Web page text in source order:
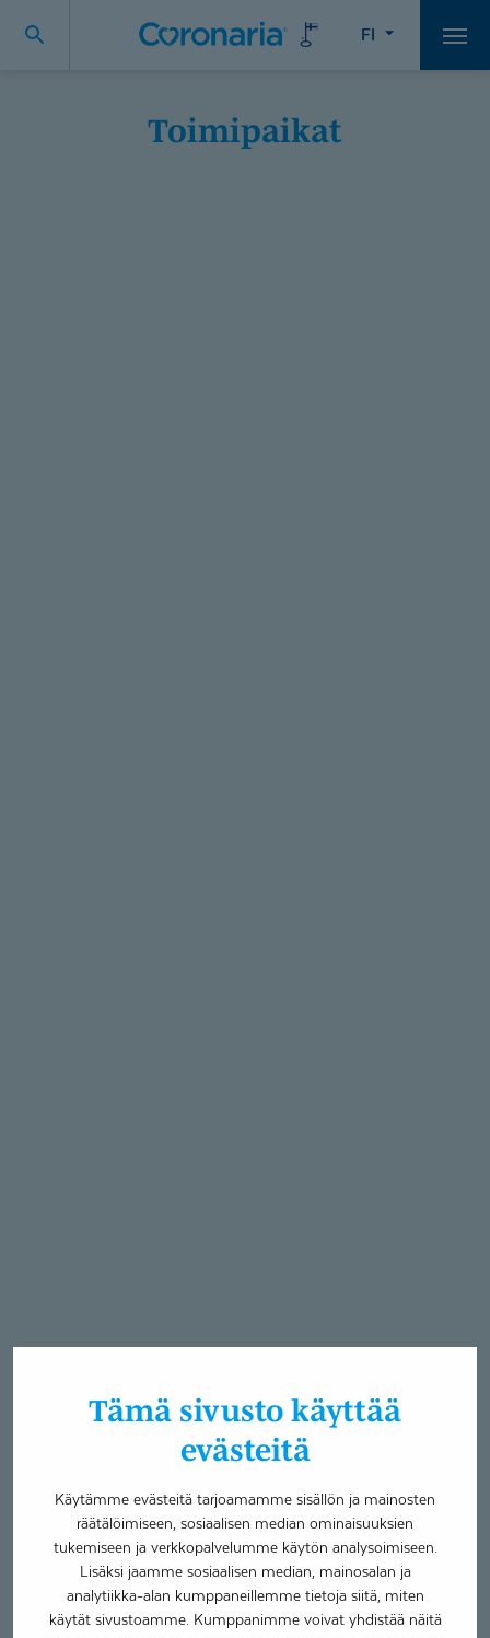
Tämä sivusto käyttää
evästeitä
Käytämme evästeitä tarjoamamme sisällön ja mainosten
räätälöimiseen, sosiaalisen median ominaisuuksien
tukemiseen ja verkkopalvelumme käytön analysoimiseen.
Lisäksi jaamme sosiaalisen median, mainosalan ja
analytiikka-alan kumppaneillemme tietoja siitä, miten
käytät sivustoamme. Kumppanimme voivat yhdistää näitä
FI
Toimipaikat